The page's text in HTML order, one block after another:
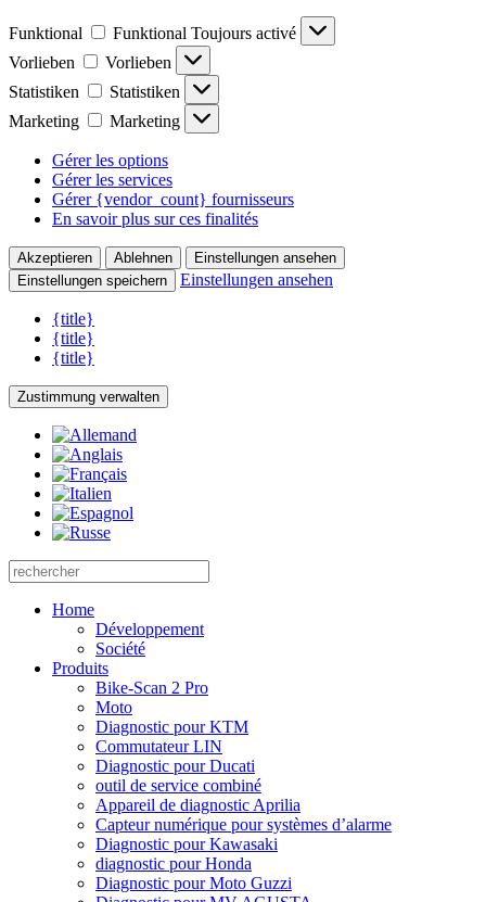
Funktional Funktional Toujours activé
Vorlieben
Vorlieben
Statistiken
Statistiken
Marketing
Marketing
Gérer les options
Gérer les services
Gérer {vendor_count} fournisseurs
En savoir plus sur ces finalités
Akzeptieren Ablehnen
Einstellungen ansehen
Einstellungen speichern
Einstellungen ansehen
{title}
{title}
{title}
Zustimmung verwalten
Home
Développement
Société
Produits
Bike-Scan 2 Pro
Moto
Diagnostic pour KTM
Commutateur LIN
Diagnostic pour Ducati
outil de service combiné
Appareil de diagnostic Aprilia
Capteur numérique pour systèmes d’alarme
Diagnostic pour Kawasaki
diagnostic pour Honda
Diagnostic pour Moto Guzzi